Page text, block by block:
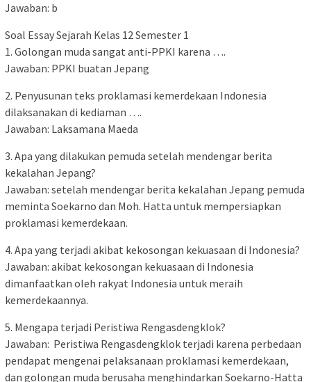
Jawaban: b
Soal Essay Sejarah Kelas 12 Semester 1
1. Golongan muda sangat anti-PPKI karena ….
Jawaban: PPKI buatan Jepang
2. Penyusunan teks proklamasi kemerdekaan Indonesia
dilaksanakan di kediaman ….
Jawaban: Laksamana Maeda
3. Apa yang dilakukan pemuda setelah mendengar berita
kekalahan Jepang?
Jawaban: setelah mendengar berita kekalahan Jepang pemuda
meminta Soekarno dan Moh. Hatta untuk mempersiapkan
proklamasi kemerdekaan.
4. Apa yang terjadi akibat kekosongan kekuasaan di Indonesia?
Jawaban: akibat kekosongan kekuasaan di Indonesia
dimanfaatkan oleh rakyat Indonesia untuk meraih
kemerdekaannya.
5. Mengapa terjadi Peristiwa Rengasdengklok?
Jawaban: Peristiwa Rengasdengklok terjadi karena perbedaan
pendapat mengenai pelaksanaan proklamasi kemerdekaan,
dan golongan muda berusaha menghindarkan Soekarno-Hatta